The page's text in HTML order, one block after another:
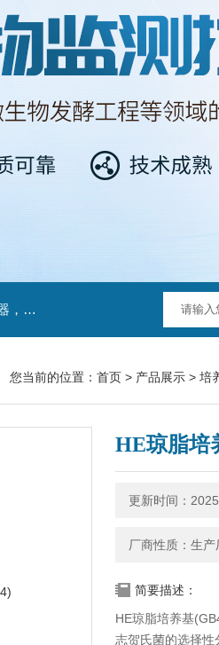
主营产品：不锈钢过滤系统，红外线接种环灭菌器，浮游菌采样器，脉冲震荡样品前处理器，数字化智能电热鼓风干燥箱，数字化智能电热恒温培养箱，实验室设备及环境温湿度监测系统，洁净工作台等实验设仪器设备。
您当前的位置： 首页 > 产品展示 > 培
HE琼脂培
更新时间：
厂商性质：生产
简要描述：
HE琼脂培养基
志贺氏菌的选择性